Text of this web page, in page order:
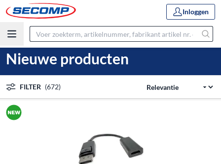
Inloggen
Nieuwe producten
FILTER (672)